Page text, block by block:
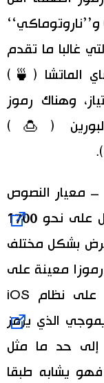
غالبا ما تقدم
الماتشا (🍵)
وهناك رموز
(🍮)
– معيار النصوص
نحو 1700
بشكل مختلف
معينة على
سبيل المثال قد تبدو أكثر يابانية على نظام iOS
الذي يرمز
حد ما مثل
فهو يشابه طبقا